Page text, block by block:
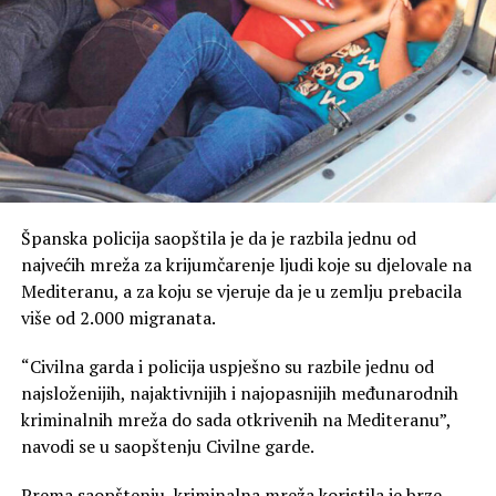
Zagovornici ljudskih prava u SAD i širom sveta ocenili su
te akcije kao nezakonite i imperijalističke, navodeći da
predstavljaju vansudska ubistva.
Tramp ih, međutim, opisuje kao deo napora za suzbijanje
trgovine drogom i ilegalne imigracije.Tramp je tokom
svog mandata bio u sukobu sa bivšim kolumbijskim
predsednikom Gustavom Petrom, nekadašnjim
pobunjenikom i prvim levičarskim predsednikom
Kolumbije, zbog niza pitanja.
Petro je optužio Trampa da je “saučesnik u genocidu”
zbog napada Izraela, američkog saveznika, na Gazu i
pozvao je na “krivični postupak” zbog američkih napada
na brodove u karipskim vodama. Takođe je kritikovao
Trampovu podršku De la Esprijelji tokom predsedničkih
izbora.
Španska policija saopštila je da je razbila jednu od
najvećih mreža za krijumčarenje ljudi koje su djelovale na
Mediteranu, a za koju se vjeruje da je u zemlju prebacila
više od 2.000 migranata.
“Civilna garda i policija uspješno su razbile jednu od
najsloženijih, najaktivnijih i najopasnijih međunarodnih
kriminalnih mreža do sada otkrivenih na Mediteranu”,
navodi se u saopštenju Civilne garde.